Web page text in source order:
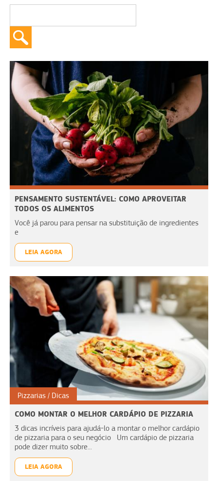
PENSAMENTO SUSTENTÁVEL: COMO APROVEITAR
TODOS OS ALIMENTOS
Você já parou para pensar na substituição de ingredientes
e
LEIA AGORA
Pizzarias Dicas
COMO MONTAR O MELHOR CARDÁPIO DE PIZZARIA
3 dicas incríveis para ajudá-lo a montar o melhor cardápio
de pizzaria para o seu negócio Um cardápio de pizzaria
pode dizer muito sobre...
LEIA AGORA